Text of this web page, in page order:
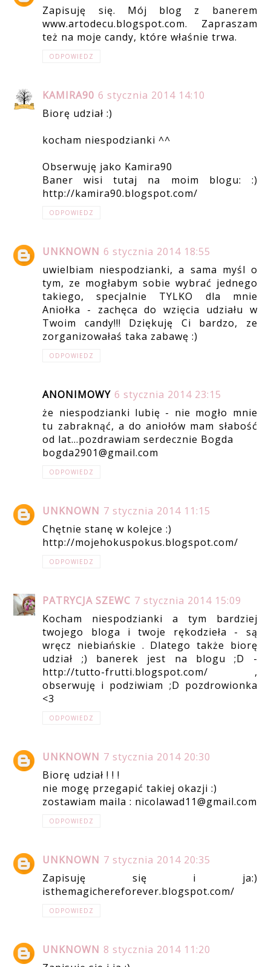
Zapisuję się. Mój blog z banerem
www.artodecu.blogspot.com. Zapraszam
też na moje candy, które właśnie trwa.
ODPOWIEDZ
KAMIRA90 6 stycznia 2014 14:10
Biorę udział :)
kocham niespodzianki ^^
Obserwuję jako Kamira90
Baner wisi tutaj na moim blogu: :)
http://kamira90.blogspot.com/
ODPOWIEDZ
UNKNOWN 6 stycznia 2014 18:55
uwielbiam niespodzianki, a sama myśl o
tym, ze mogłabym sobie wybrać jednego
takiego, specjalnie TYLKO dla mnie
Aniołka - zachęca do wzięcia udziału w
Twoim candy!!! Dziękuję Ci bardzo, ze
zorganizowałaś taka zabawę :)
ODPOWIEDZ
ANONIMOWY 6 stycznia 2014 23:15
że niespodzianki lubię - nie mogło mnie
tu zabraknąć, a do aniołów mam słabość
od lat...pozdrawiam serdecznie Bogda
bogda2901@gmail.com
ODPOWIEDZ
UNKNOWN 7 stycznia 2014 11:15
Chętnie stanę w kolejce :)
http://mojehokuspokus.blogspot.com/
ODPOWIEDZ
PATRYCJA SZEWC 7 stycznia 2014 15:09
Kocham niespodzianki a tym bardziej
twojego bloga i twoje rękodzieła - są
wręcz niebiańskie . Dlatego także biorę
udział ;) banerek jest na blogu ;D -
http://tutto-frutti.blogspot.com/ ,
obserwuję i podziwiam ;D pozdrowionka
<3
ODPOWIEDZ
UNKNOWN 7 stycznia 2014 20:30
Biorę udział ! ! !
nie mogę przegapić takiej okazji :)
zostawiam maila : nicolawad11@gmail.com
ODPOWIEDZ
UNKNOWN 7 stycznia 2014 20:35
Zapisuję się i ja:)
isthemagichereforever.blogspot.com/
ODPOWIEDZ
UNKNOWN 8 stycznia 2014 11:20